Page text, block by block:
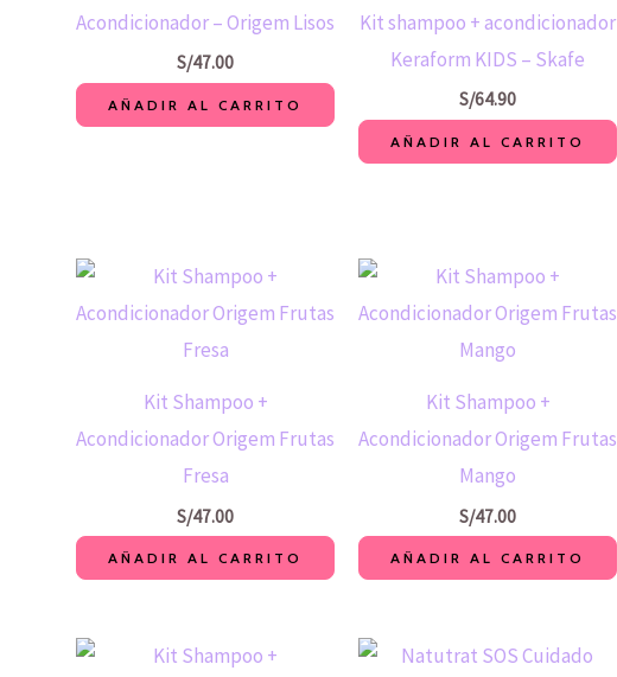
Acondicionador – Origem Lisos
S/47.00
AÑADIR AL CARRITO
Kit shampoo + acondicionador
Keraform KIDS – Skafe
S/64.90
AÑADIR AL CARRITO
Kit Shampoo +
Acondicionador Origem Frutas
Fresa
S/47.00
AÑADIR AL CARRITO
Kit Shampoo +
Acondicionador Origem Frutas
Mango
S/47.00
AÑADIR AL CARRITO